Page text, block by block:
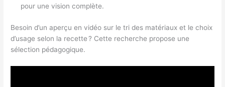
pour une vision complète.
Besoin d’un aperçu en vidéo sur le tri des matériaux et le choix
d’usage selon la recette ? Cette recherche propose une
sélection pédagogique.